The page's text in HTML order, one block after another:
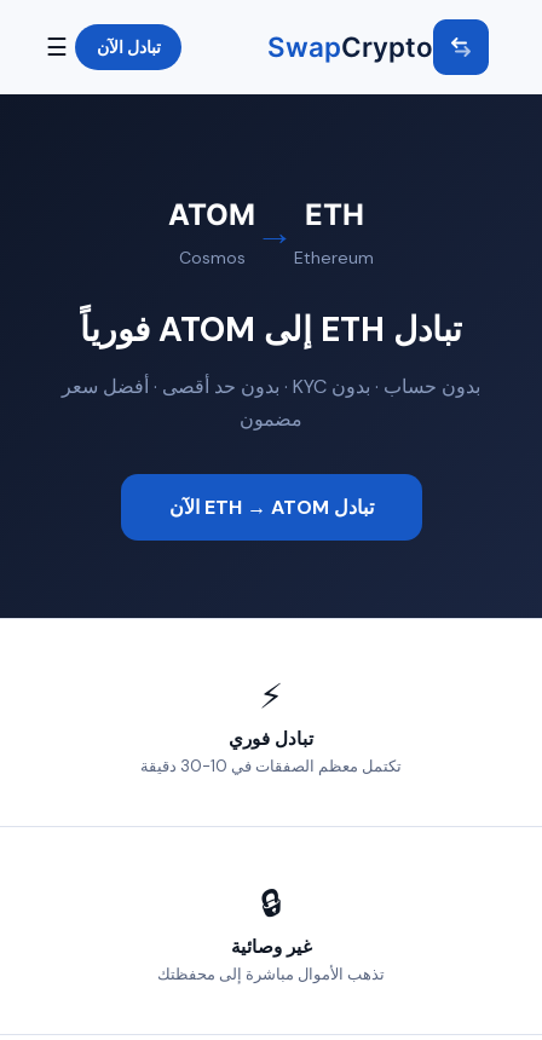
Crypto
Swap تبادل الآن ☰
ETH
Ethereum
→
ATOM
Cosmos
تبادل ETH إلى ATOM فورياً
بدون حساب · بدون KYC · بدون حد أقصى · أفضل سعر
مضمون
تبادل ETH → ATOM الآن
⚡
تبادل فوري
تكتمل معظم الصفقات في 10-30 دقيقة
🔒
غير وصائية
تذهب الأموال مباشرة إلى محفظتك